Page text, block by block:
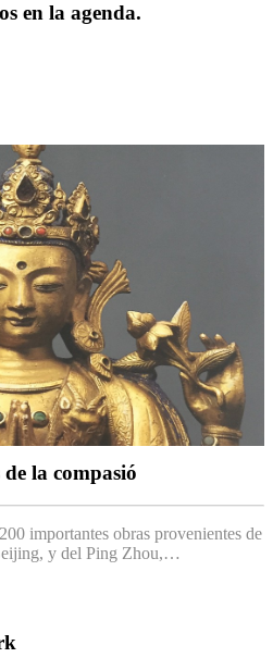
en la agenda.
la compasió
importantes obras provenientes de
y del Ping Zhou,…